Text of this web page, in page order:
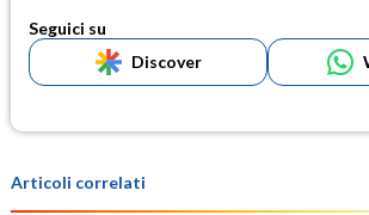
Seguici su
Discover
Articoli correlati